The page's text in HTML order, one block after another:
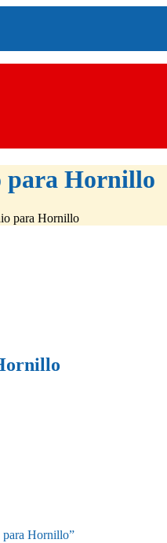
para Hornillo
para Hornillo
para Hornillo”